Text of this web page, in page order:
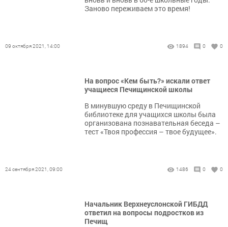
Заново переживаем это время!
09 октября 2021, 14:00 1894 0 0
На вопрос «Кем быть?» искали ответ
учащиеся Печищинской школы
В минувшую среду в Печищинской
библиотеке для учащихся школы была
организована познавательная беседа –
тест «Твоя профессия – твое будущее».
24 сентября 2021, 09:00 1486 0 0
Начальник Верхнеуслонской ГИБДД
ответил на вопросы подростков из
Печищ